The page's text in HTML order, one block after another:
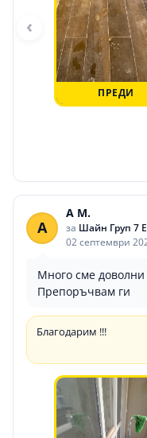
ПРЕДИ
‹
A
A M.
за Шайн Груп 7
02 септември
Много сме доволни
Препоръчвам ги
Благодарим !!!